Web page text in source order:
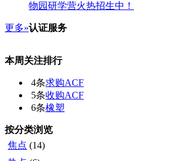
物园研学营火热招生中！
更多»认证服务
本周关注排行
4条求购ACF
5条收购ACF
6条橡塑
按分类浏览
焦点 (14)